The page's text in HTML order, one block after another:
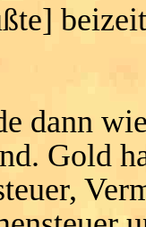
dann
Gold